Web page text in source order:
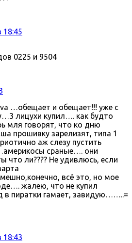
18:45
0225 и 9504
…обещает и обещает!!! уже с
лицухи купил…. как будто
мля говорят, что ко дню
прошивку зарелизят, типа 1
аж слезу пустить
сраные…. они
что ли???? Не удивлюсь, если
всё это, но мое
жалею, что не купил
в пиратки гамает, завидую……..=
18:43